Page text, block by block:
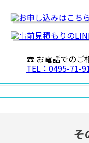
☎ お電話でのご
TEL：0495-71-
そ